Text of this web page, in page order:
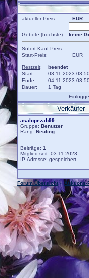
aktueller Preis: EUR
Gebote (höchste):
keine
Sofort-Kauf-Preis:
Start-Preis:
EUR
Restzeit:
beendet
Start:
03.11.2023
Ende:
04.11.2023
Dauer:
1 Tag
Verkäufer
asalopezab99
Gruppe: Benutzer
Rang: Neuling
Beiträge: 1
Mitglied seit: 03.11.2023
IP-Adresse: gespeichert
Forum Übersicht»Auktions-